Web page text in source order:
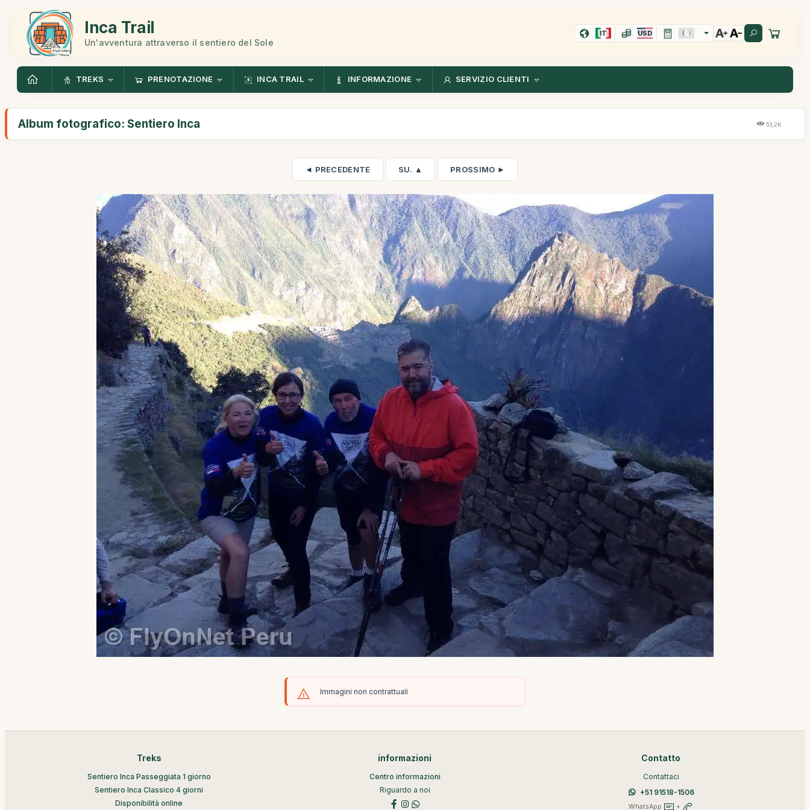
Inca Trail
Un'avventura attraverso il sentiero del Sole
IT USD
TREKS PRENOTAZIONE INCA TRAIL INFORMAZIONE SERVIZIO CLIENTI
Album fotografico: Sentiero Inca 53,2K
◄ PRECEDENTE SU. ▲ PROSSIMO ►
Immagini non contrattuali
Treks
Sentiero Inca Passeggiata 1 giorno
Sentiero Inca Classico 4 giorni
Disponibilità online
informazioni
Centro informazioni
Riguardo a noi
Contatto
Contattaci
+51 91518-1506
WhatsApp +